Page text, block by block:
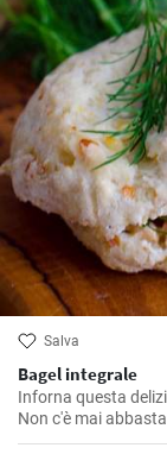
Salva
Bagel integrale
Inforna questa
Non c'è mai
gustosa.